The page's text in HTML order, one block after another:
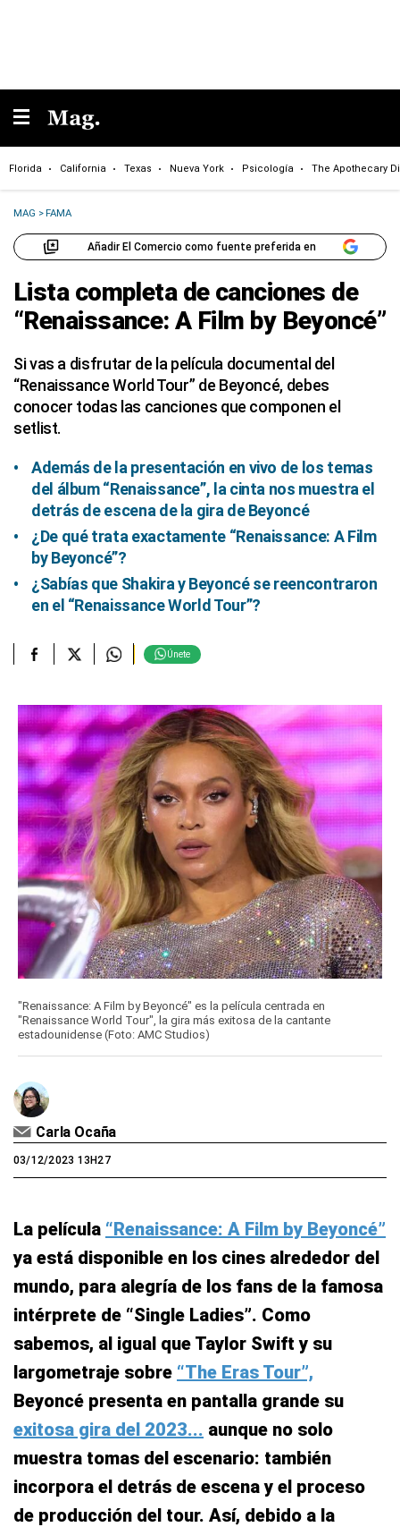
Florida California Texas Nueva York Psicología The Apothecary
MAG >FAMA
Añadir El Comercio como fuente preferida en
Lista completa de canciones de
“Renaissance: A Film by Beyoncé”
Si vas a disfrutar de la película documental del
“Renaissance World Tour” de Beyoncé, debes
conocer todas las canciones que componen el
setlist.
Además de la presentación en vivo de los temas
del álbum “Renaissance”, la cinta nos muestra el
detrás de escena de la gira de Beyoncé
¿De qué trata exactamente “Renaissance: A Film
by Beyoncé”?
¿Sabías que Shakira y Beyoncé se reencontraron
en el “Renaissance World Tour”?
Únete
"Renaissance: A Film by Beyoncé" es la película centrada en
"Renaissance World Tour", la gira más exitosa de la cantante
estadounidense (Foto: AMC Studios)
Carla Ocaña
03/12/2023 13H27
La película “Renaissance: A Film by Beyoncé”
ya está disponible en los cines alrededor del
mundo, para alegría de los fans de la famosa
intérprete de “Single Ladies”. Como
sabemos, al igual que Taylor Swift y su
largometraje sobre “The Eras Tour”,
Beyoncé presenta en pantalla grande su
exitosa gira del 2023... aunque no solo
muestra tomas del escenario: también
incorpora el detrás de escena y el proceso
de producción del tour. Así, debido a la